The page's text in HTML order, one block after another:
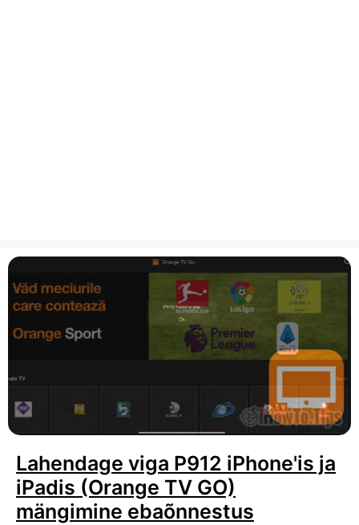
Lahendage viga P912 iPhone'is ja
iPadis (Orange TV GO)
mängimine ebaõnnestus